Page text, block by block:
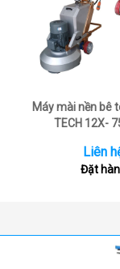
Máy mài nền bê
TECH 12X-
Liên
Đặt